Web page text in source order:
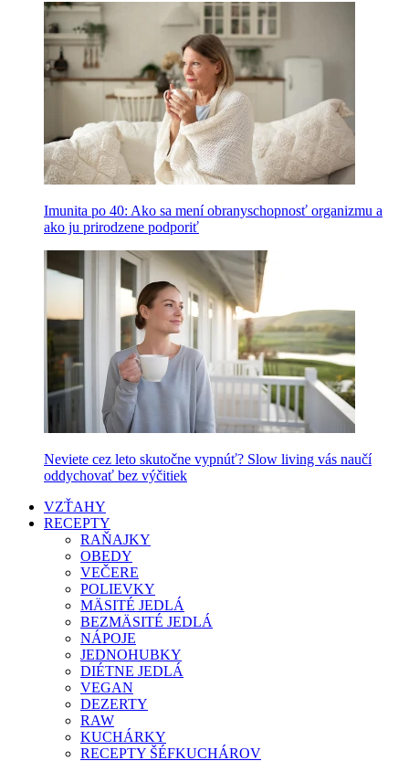
Imunita po 40: Ako sa mení obranyschopnosť organizmu a
ako ju prirodzene podporiť
Neviete cez leto skutočne vypnúť? Slow living vás naučí
oddychovať bez výčitiek
VZŤAHY
RECEPTY
RAŇAJKY
OBEDY
VEČERE
POLIEVKY
MÄSITÉ JEDLÁ
BEZMÄSITÉ JEDLÁ
NÁPOJE
JEDNOHUBKY
DIÉTNE JEDLÁ
VEGAN
DEZERTY
RAW
KUCHÁRKY
RECEPTY ŠÉFKUCHÁROV